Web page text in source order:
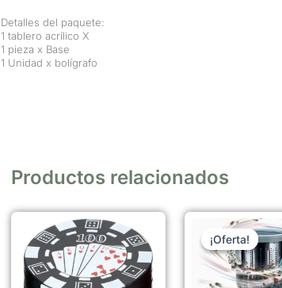
Detalles del paquete:
1 tablero acrílico X
1 pieza x Base
1 Unidad x bolígrafo
Productos relacionados
¡Oferta!
¡Oferta!
precio
original
era:
$ 300.
El
precio
actual
es:
$ 285.